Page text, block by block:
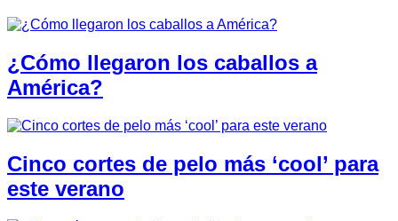
¿Cómo llegaron los caballos a
América?
Cinco cortes de pelo más ‘cool’ para
este verano